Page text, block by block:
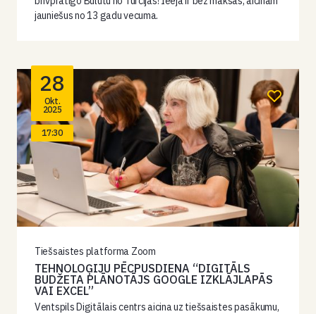
jauniešus no 13 gadu vecuma.
28
Okt.
2025
17:30
Tiešsaistes platforma Zoom
TEHNOLOĢIJU PĒCPUSDIENA “DIGITĀLS
BUDŽETA PLĀNOTĀJS GOOGLE IZKLĀJLAPĀS
VAI EXCEL”
Ventspils Digitālais centrs aicina uz tiešsaistes pasākumu,